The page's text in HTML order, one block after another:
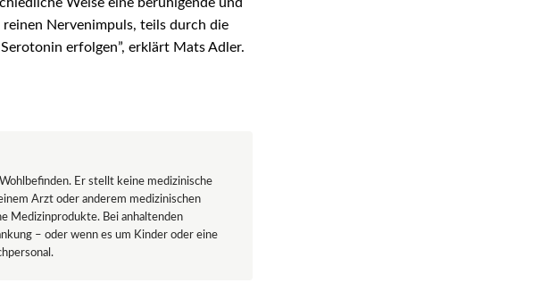
Weise eine beruhigende und
Nervenimpuls, teils durch die
erfolgen”, erklärt Mats Adler.
Er stellt keine medizinische
Arzt oder anderem medizinischen
Medizinprodukte. Bei anhaltenden
– oder wenn es um Kinder oder eine